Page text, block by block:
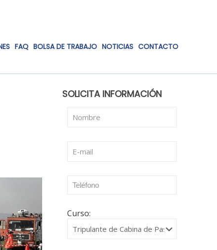
FAQ BOLSA DE TRABAJO NOTICIAS CONTACTO
SOLICITA INFORMACIÓN
Curso: